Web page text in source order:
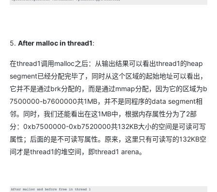
5. After malloc in thread1:
在thread1调用malloc之后：从输出结果可以看出thread1的heap
segment已经分配完毕了，同时从这个区域的起始地址可以看出，
它并不是通过brk分配的，而是通过mmap分配，因为它的区域为b
7500000-b7600000共1MB，并不是同程序的data segment相
邻。同时，我们还能看出在这1MB中，根据内存属性分为了2部
分：0xb7500000-0xb7520000共132KB大小的空间是可读可写
属性；后面的是不可读写属性。原来，这里只有可读写的132KB空
间才是thread1的堆空间，即thread1 arena。